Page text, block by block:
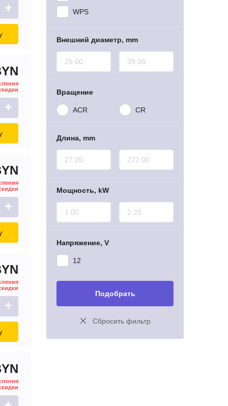
+
+
+
+
WPS
Внешний диаметр, mm
Вращение
ACR CR
Длина, mm
Мощность, kW
Напряжение, V
12
Подобрать
Сбросить фильтр